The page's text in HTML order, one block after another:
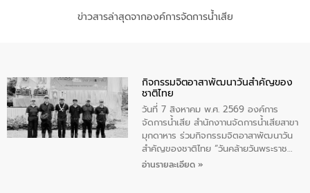
ข่าวสารล่าสุดจากองค์การจัดการน้ำเสีย
กิจกรรมจิตอาสาพัฒนาวันสําคัญของ
ชาติไทย
วันที่ 7 สิงหาคม พ.ศ. 2569 องค์การ
จัดการน้ำเสีย สำนักงาานจัดการน้ำเสียสาขา
มุกดาหาร ร่วมกิจกรรมจิตอาสาพัฒนาวัน
สําคัญของชาติไทย “วันคล้ายวันพระราช
สมภพ สมเด็จพระนางเจ้าสิริกิติ์พระบรม
อ่านรายละเอียด »